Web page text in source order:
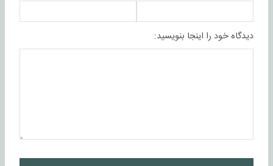
دیدگاه خود را اینجا بنویسید: